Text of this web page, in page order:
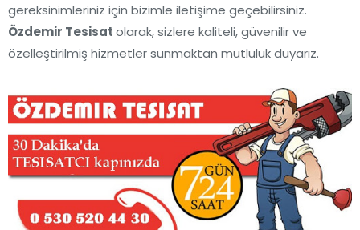
gereksinimleriniz için bizimle iletişime geçebilirsiniz.
Özdemir Tesisatolarak, sizlere kaliteli, güvenilir ve
özelleştirilmiş hizmetler sunmaktan mutluluk duyarız.